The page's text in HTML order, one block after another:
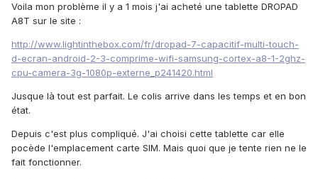
Voila mon problème il y a 1 mois j'ai acheté une tablette DROPAD
A8T sur le site :
http://www.lightinthebox.com/fr/dropad-7-capacitif-multi-touch-
d-ecran-android-2-3-comprime-wifi-samsung-cortex-a8-1-2ghz-
cpu-camera-3g-1080p-externe_p241420.html
Jusque là tout est parfait. Le colis arrive dans les temps et en bon
état.
Depuis c'est plus compliqué. J'ai choisi cette tablette car elle
pocède l'emplacement carte SIM. Mais quoi que je tente rien ne le
fait fonctionner.